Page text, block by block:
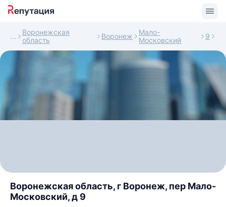
Воронежская
область
Воронеж
Мало-
Московский
9
Воронежская область, г Воронеж, пер Мало-
Московский, д 9